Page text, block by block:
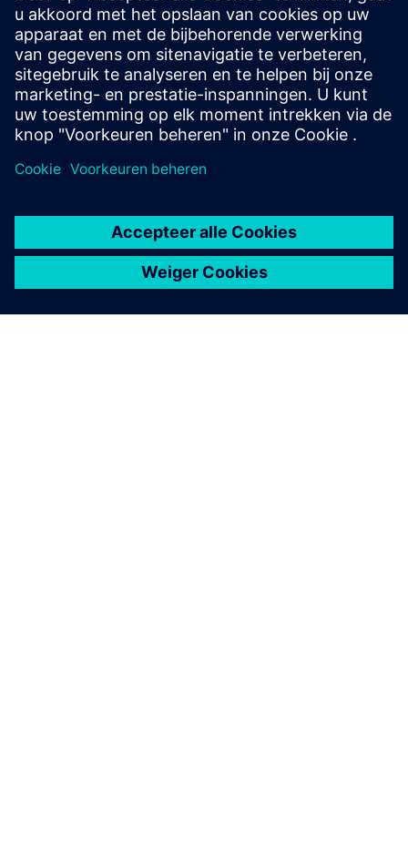
Vereisten
MindAcces IoT Value Plan (klein/middelgroot/groot)
Comos CIS:15333 licentie
Comos CIS:15301 licentie